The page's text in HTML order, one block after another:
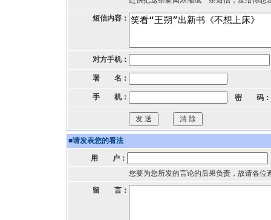
短信内容：
对方手机：
署 名：
手 机： 密 码：
■请发表您的看法
用 户：
您要为您所发的言论的后果负责，故请各位
留 言：